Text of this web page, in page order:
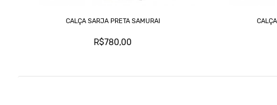
CALÇA SARJA PRETA SAMURAI
R$780,00